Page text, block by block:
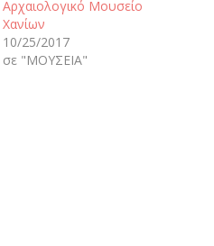
Αρχαιολογικό Μουσείο
Χανίων
10/25/2017
σε "ΜΟΥΣΕΙΑ"